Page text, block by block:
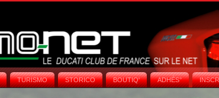
TURISMO STORICO BOUTIQ' ADHÉS°